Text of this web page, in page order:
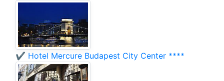
✔️ Hotel Mercure Budapest City Center ****